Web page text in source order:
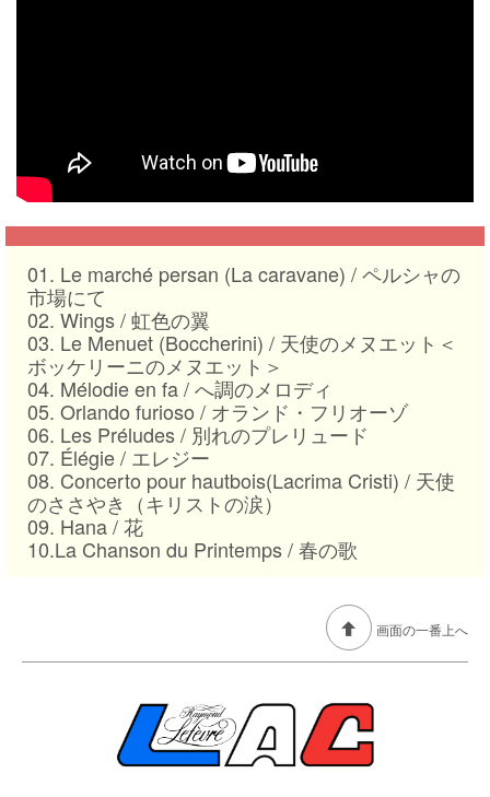
01. Le marché persan (La caravane) /ペルシャの
市場にて
02. Wings /虹色の翼
03. Le Menuet (Boccherini) / 天使のメヌエット＜
ボッケリーニのメヌエット＞
04. Mélodie en fa /へ調のメロディ
05. Orlando furioso / オランド・フリオーゾ
06. Les Préludes / 別れのプレリュード
07. Élégie / エレジー
08. Concerto pour hautbois(Lacrima Cristi) / 天使
のささやき（キリストの涙）
09. Hana /花
10.La Chanson du Printemps /春の歌
画面の一番上へ